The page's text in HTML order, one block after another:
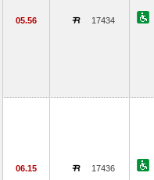
05.56 17434
06.15 17436